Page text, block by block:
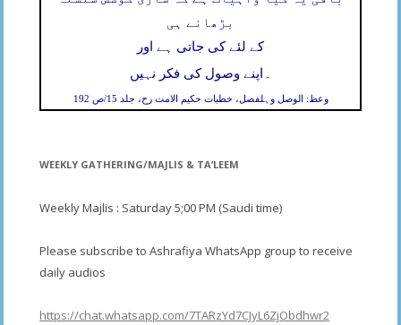
بڑھانے ہی
کے لئے کی جاتی ہے اور
اپنے وصول کی فکر نہیں ۔
وعظ: الوصل وہلفصل، خطبات حکیم الامت رح، جلد 15/ص 192
WEEKLY GATHERING/MAJLIS & TA’LEEM
Weekly Majlis : Saturday 5;00 PM (Saudi time)
Please subscribe to Ashrafiya WhatsApp group to receive
daily audios
https://chat.whatsapp.com/7TARzYd7CJyL6ZjObdhwr2